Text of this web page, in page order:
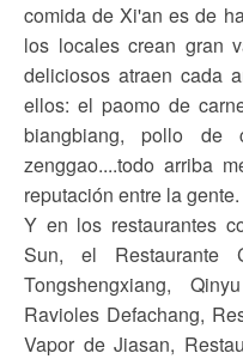
comida de Xi'an es de
los locales crean gran
deliciosos atraen cada
ellos: el paomo de
biangbiang, pollo de
zenggao....todo arriba
reputación entre la gente.
Y en los restaurantes
Sun, el Restaurante
Tongshengxiang,
Ravioles Defachang,
Vapor de Jiasan,